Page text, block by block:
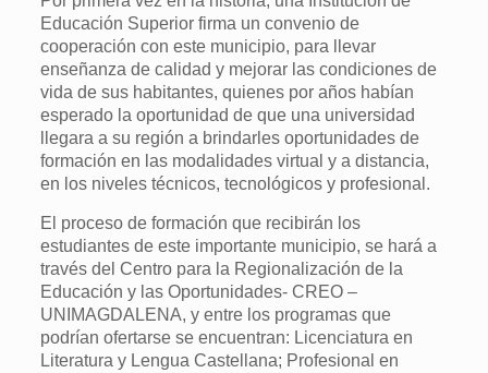
Educación Superior firma un convenio de
cooperación con este municipio, para llevar
enseñanza de calidad y mejorar las condiciones de
vida de sus habitantes, quienes por años habían
esperado la oportunidad de que una universidad
llegara a su región a brindarles oportunidades de
formación en las modalidades virtual y a distancia,
en los niveles técnicos, tecnológicos y profesional.
El proceso de formación que recibirán los
estudiantes de este importante municipio, se hará a
través del Centro para la Regionalización de la
Educación y las Oportunidades- CREO –
UNIMAGDALENA, y entre los programas que
podrían ofertarse se encuentran: Licenciatura en
Literatura y Lengua Castellana; Profesional en